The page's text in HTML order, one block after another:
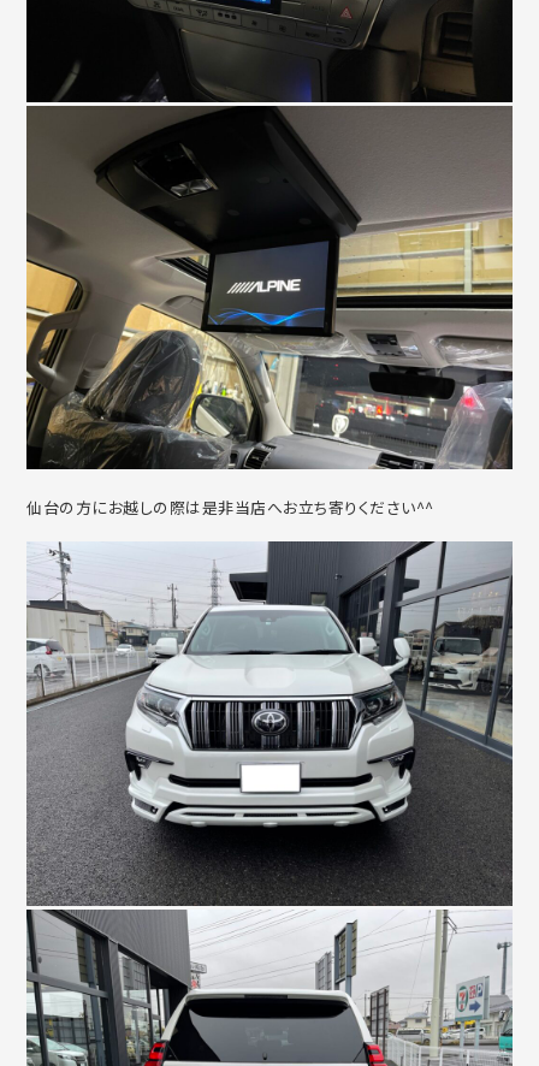
仙台の方にお越しの際は是非当店へお立ち寄りください^^